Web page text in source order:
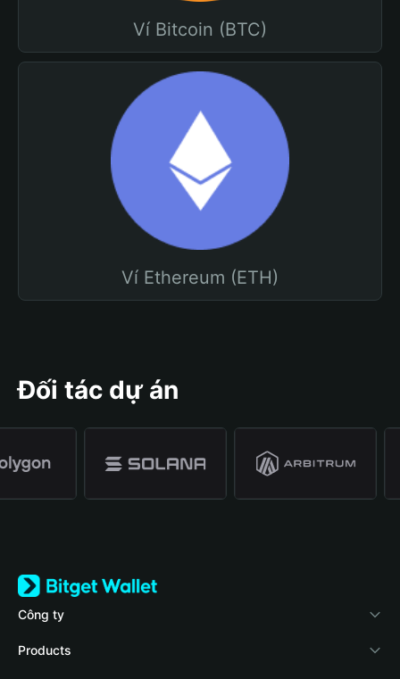
Ví Bitcoin (BTC)
Ví Ethereum (ETH)
Đối tác dự án
Công ty
Về Bitget Wallet
Products